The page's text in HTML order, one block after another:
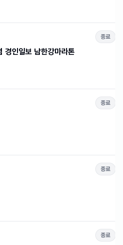
종료
경인일보 남한강마라톤
종료
종료
종료